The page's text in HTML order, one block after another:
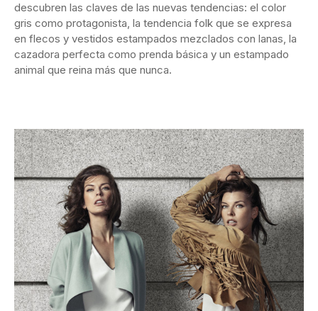
descubren las claves de las nuevas tendencias: el color
gris como protagonista, la tendencia folk que se expresa
en flecos y vestidos estampados mezclados con lanas, la
cazadora perfecta como prenda básica y un estampado
animal que reina más que nunca.